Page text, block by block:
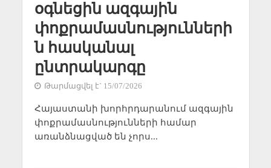
օգնեցին ազգային
փոքրամասնությունների
ն հասկանալ
ընտրակարգը
Թարմացվել է` 15/07/2026
Հայաստանի խորհրդարանում ազգային
փոքրամասնությունների համար
առանձնացված են չորս...